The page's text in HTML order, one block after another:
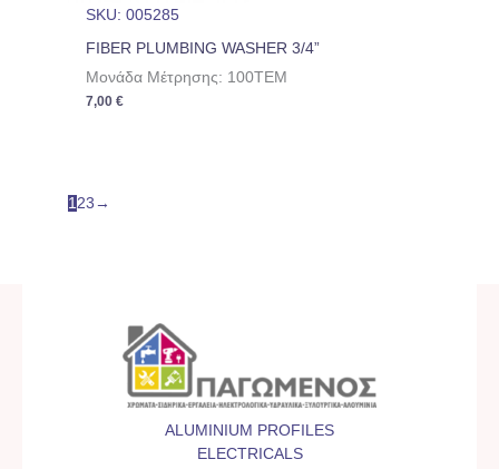
SKU: 005285
FIBER PLUMBING WASHER 3/4”
Μονάδα Μέτρησης: 100TEM
7,00€
123 →
ALUMINIUM PROFILES
ELECTRICALS